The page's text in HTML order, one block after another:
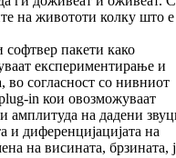
на живототи колку што е
софтвер па­кети како
експериментирање и
во согласност со ни­в­ниот
in кои овозможуваат
амплитуда на дадени
и ди­ференцијацијата на
на висината, брзината,